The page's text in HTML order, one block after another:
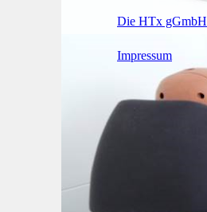
Die HTx gGmbH
Impressum